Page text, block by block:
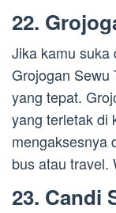
22.
Jika kamu suka
Grojogan Sewu
yang tepat.
yang terletak di
mengaksesnya
bus atau travel.
23. Candi